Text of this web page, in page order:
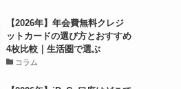
【2026年】年会費無料クレジ
ットカードの選び方とおすすめ
4枚比較｜生活圏で選ぶ
コラム